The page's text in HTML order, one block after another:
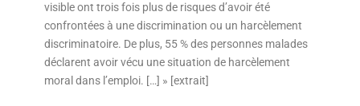
visible ont trois fois plus de risques d’avoir été
confrontées à une discrimination ou un harcèlement
discriminatoire. De plus, 55 % des personnes malades
déclarent avoir vécu une situation de harcèlement
moral dans l’emploi. […] » [extrait]